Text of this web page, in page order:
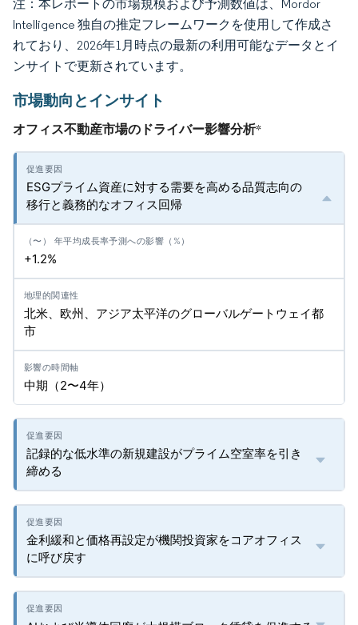
注：本レポートの市場規模および予測数値は、Mordor
Intelligence 独自の推定フレームワークを使用して作成さ
れており、2026年1月時点の最新の利用可能なデータとイ
ンサイトで更新されています。
市場動向とインサイト
オフィス不動産市場のドライバー影響分析*
ESGプライム資産に対する需要を高める品質志向の
移行と義務的なオフィス回帰
+1.2%
北米、欧州、アジア太平洋のグローバルゲートウェイ都
市
中期（2〜4年）
記録的な低水準の新規建設がプライム空室率を引き
締める
金利緩和と価格再設定が機関投資家をコアオフィス
に呼び戻す